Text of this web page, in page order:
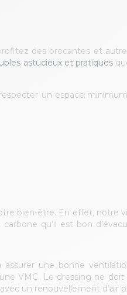
des brocantes et
astucieux et pratiques
un espace
bien-être. En effet, notre
qu’il est bon
une bonne
VMC. Le dressing ne
un renouvellement d’air